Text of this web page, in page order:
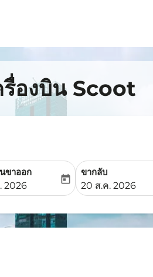
รื่องบิน Scoot
ขาออก
departure-date-aria-label
2026
today
ขากลับ
fc-booking-
20 ส.ค. 2026